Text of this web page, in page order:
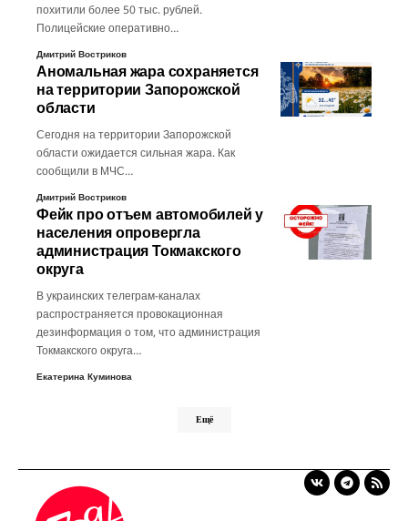
похитили более 50 тыс. рублей.
Полицейские оперативно…
Дмитрий Востриков
Аномальная жара сохраняется
на территории Запорожской
области
Сегодня на территории Запорожской
области ожидается сильная жара. Как
сообщили в МЧС…
Дмитрий Востриков
Фейк про отъем автомобилей у
населения опровергла
администрация Токмакского
округа
В украинских телеграм-каналах
распространяется провокационная
дезинформация о том, что администрация
Токмакского округа…
Екатерина Куминова
Ещё